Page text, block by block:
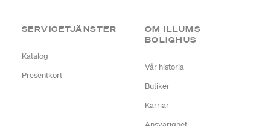
SERVICETJÄNSTER
Katalog
Presentkort
OM ILLUMS
BOLIGHUS
Vår historia
Butiker
Karriär